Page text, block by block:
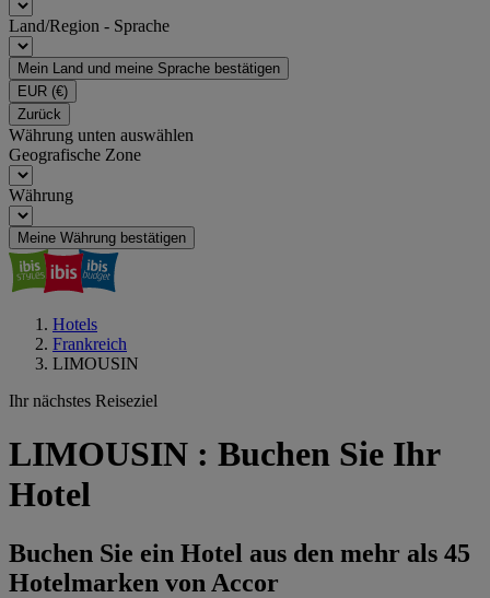
Land/Region - Sprache
Mein Land und meine Sprache bestätigen
EUR (€)
Zurück
Währung unten auswählen
Geografische Zone
Währung
Meine Währung bestätigen
Hotels
Frankreich
LIMOUSIN
Ihr nächstes Reiseziel
LIMOUSIN : Buchen Sie Ihr
Hotel
Buchen Sie ein Hotel aus den mehr als 45
Hotelmarken von Accor